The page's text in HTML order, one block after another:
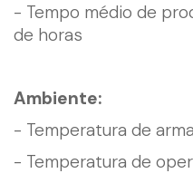
- Tempo médio de
de horas
Ambiente:
- Temperatura de
- Temperatura de